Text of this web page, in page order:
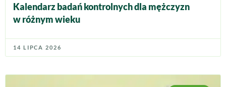
Kalendarz badań kontrolnych dla mężczyzn
w różnym wieku
14 LIPCA 2026